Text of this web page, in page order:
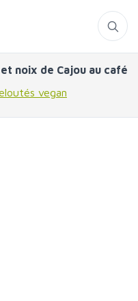
noix de Cajou au café
vegan